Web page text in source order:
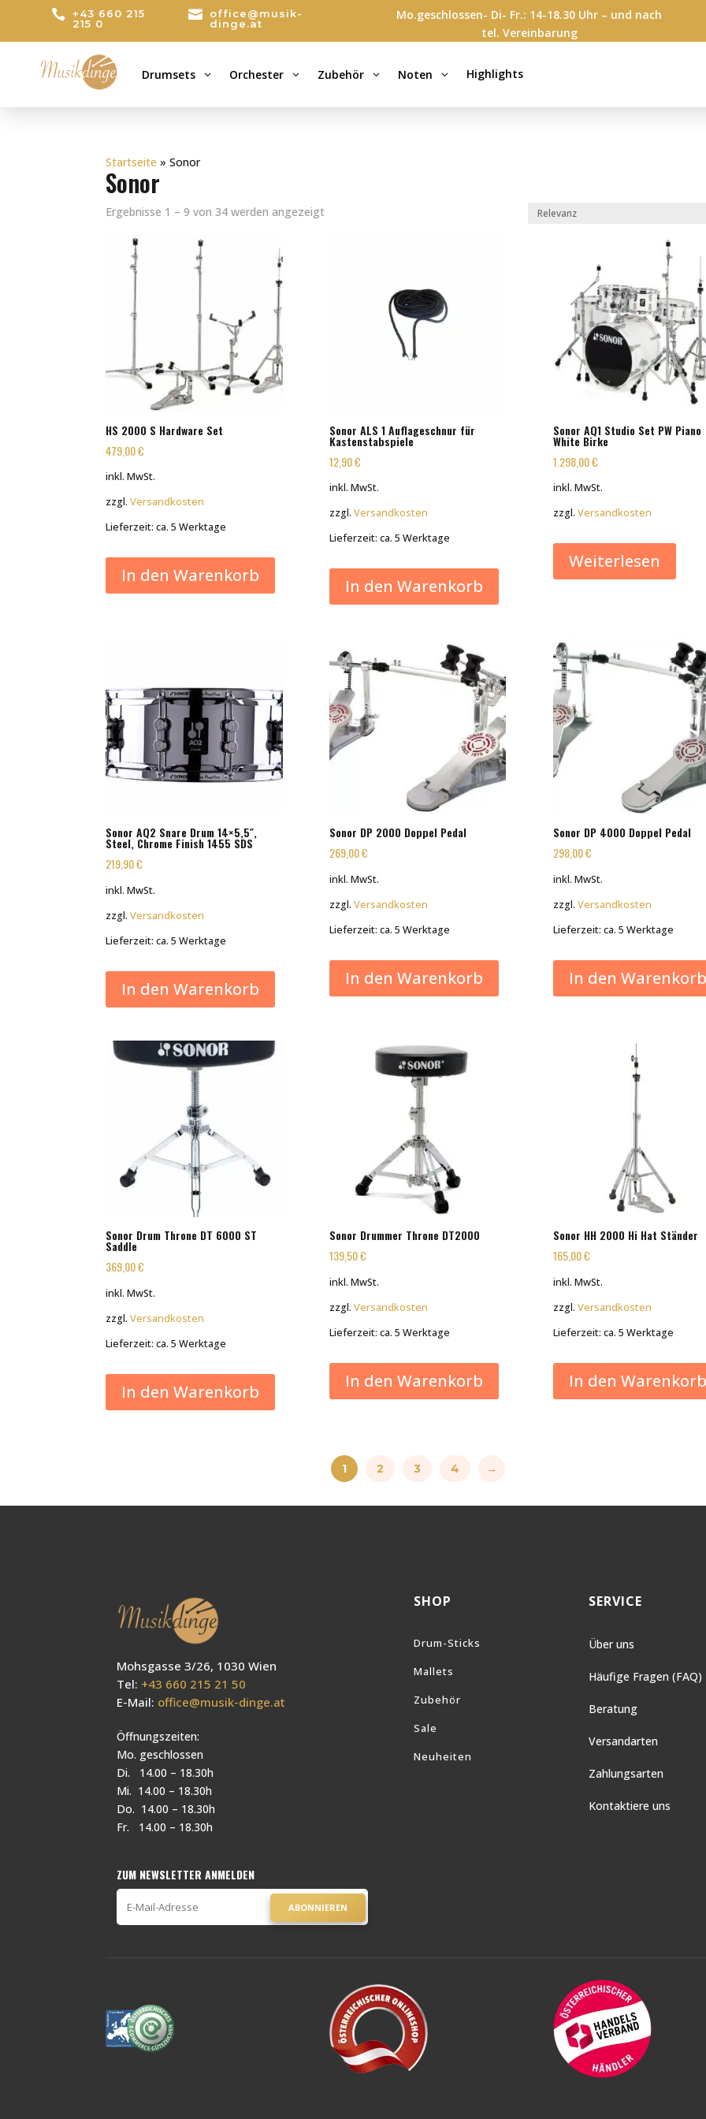
 +43 660 215
215 0

office@musik-
dinge.at
Mo.geschlossen- Di- Fr.: 14-18.30 Uhr – und nach
tel. Vereinbarung
Drumsets 3 Orchester 3 Zubehör 3 Noten 3 Highlights
Startseite »Sonor
Sonor
Ergebnisse 1 – 9 von 34 werden angezeigt
HS 2000 S Hardware Set
479,00€
inkl. MwSt.
zzgl.Versandkosten
Lieferzeit:ca. 5 Werktage
In den Warenkorb
Sonor ALS 1 Auflageschnur für
Kastenstabspiele
12,90€
inkl. MwSt.
zzgl. Versandkosten
Lieferzeit: ca. 5 Werktage
In den Warenkorb
Sonor AQ1 Studio Set PW Piano
White Birke
1.298,00€
inkl. MwSt.
zzgl. Versandkosten
Weiterlesen
Sonor AQ2 Snare Drum 14×5,5″,
Steel, Chrome Finish 1455 SDS
219,90€
inkl. MwSt.
zzgl.Versandkosten
Lieferzeit:ca. 5 Werktage
In den Warenkorb
Sonor DP 2000 Doppel Pedal
269,00€
inkl. MwSt.
zzgl. Versandkosten
Lieferzeit: ca. 5 Werktage
In den Warenkorb
Sonor DP 4000 Doppel Pedal
298,00€
inkl. MwSt.
zzgl. Versandkosten
Lieferzeit: ca. 5 Werktage
In den Warenkorb
Sonor Drum Throne DT 6000 ST
Saddle
369,00€
inkl. MwSt.
zzgl.Versandkosten
Lieferzeit:ca. 5 Werktage
In den Warenkorb
Sonor Drummer Throne DT2000
139,50€
inkl. MwSt.
zzgl. Versandkosten
Lieferzeit: ca. 5 Werktage
In den Warenkorb
Sonor HH 2000 Hi Hat Ständer
165,00€
inkl. MwSt.
zzgl. Versandkosten
Lieferzeit: ca. 5 Werktage
In den Warenkorb
1 2 3 4 →
Mohsgasse 3/26, 1030 Wien
Tel: +43 660 215 21 50
E-Mail: office@musik-dinge.at
Öffnungszeiten:
Mo. geschlossen
Di. 14.00 – 18.30h
Mi. 14.00 – 18.30h
Do. 14.00 – 18.30h
Fr. 14.00 – 18.30h
ZUM NEWSLETTER ANMELDEN
ABONNIEREN
SHOP
Drum-Sticks
Mallets
Zubehör
Sale
Neuheiten
SERVICE
Über uns
Häufige Fragen (FAQ)
Beratung
Versandarten
Zahlungsarten
Kontaktiere uns